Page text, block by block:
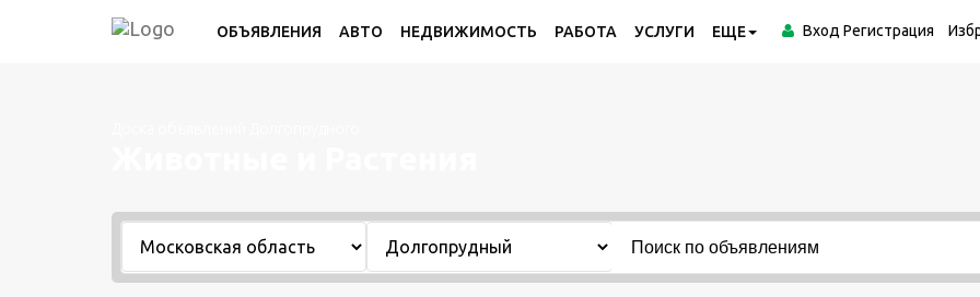
ОБЪЯВЛЕНИЯ АВТО НЕДВИЖИМОСТЬ РАБОТА УСЛУГИ ЕЩЕ Вход Регистрация